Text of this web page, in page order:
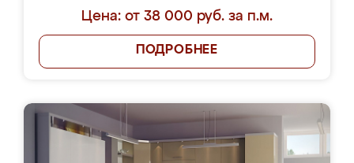
Цена: от 38 000 руб. за п.м.
ПОДРОБНЕЕ